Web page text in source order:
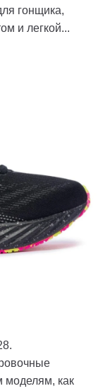
гонщика,
и легкой...
моделям, как